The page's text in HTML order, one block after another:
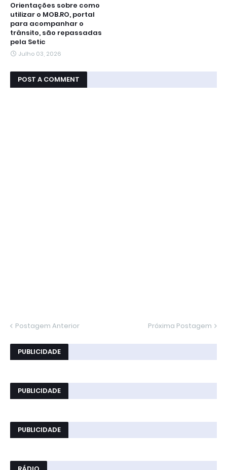
Orientações sobre como
utilizar o MOB.RO, portal
para acompanhar o
trânsito, são repassadas
pela Setic
Julho 03, 2026
POST A COMMENT
Postagem Anterior Próxima Postagem
PUBLICIDADE
PUBLICIDADE
PUBLICIDADE